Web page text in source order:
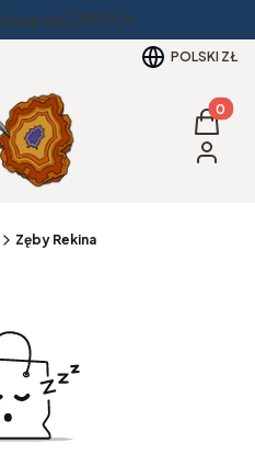
od 299PLN
POLSKI ZŁ
Koszyk
Zęby Rekina